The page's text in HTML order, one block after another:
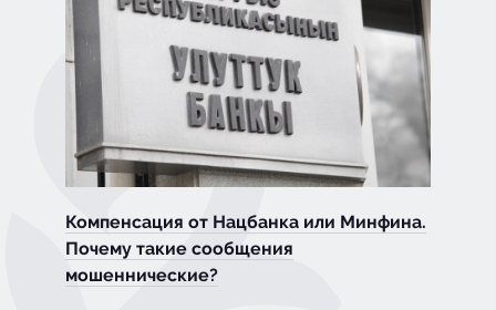
Компенсация от Нацбанка или Минфина.
Почему такие сообщения
мошеннические?